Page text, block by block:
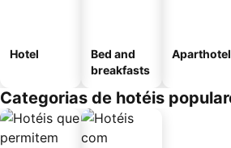
Hotel
Bed and
breakfasts
Aparthotel
Categorias de hotéis